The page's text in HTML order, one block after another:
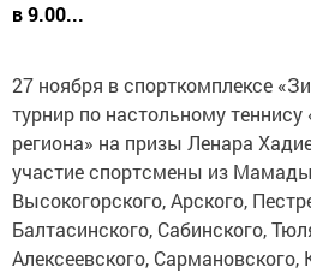
в 9.00...
27 ноября в спорткомплексе
турнир по настольному теннису
региона» на призы Ленара
участие спортсмены из
Высокогорского, Арского,
Балтасинского, Сабинского,
Алексеевского, Сармановского,